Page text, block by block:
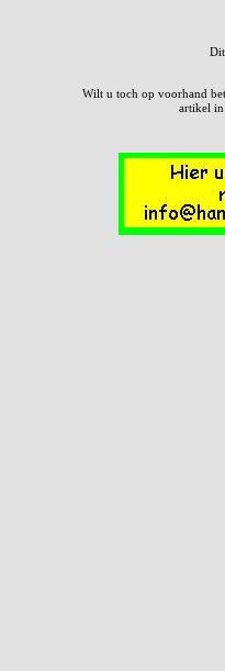
Wilt u toch op voorhand
artikel in